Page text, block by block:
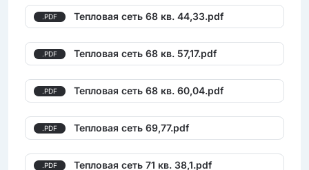
.PDF Тепловая сеть 68 кв. 44,33.pdf
.PDF Тепловая сеть 68 кв. 57,17.pdf
.PDF Тепловая сеть 68 кв. 60,04.pdf
.PDF Тепловая сеть 69,77.pdf
.PDF Тепловая сеть 71 кв. 38,1.pdf